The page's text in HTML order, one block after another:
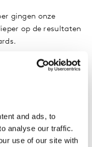
and ads, to
analyse our traffic.
use of our site with
gingen onze
op de resultaten
6 september
hebben:
signaleerden we?
Nederlandse